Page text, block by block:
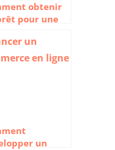
obtenir
pour une
un